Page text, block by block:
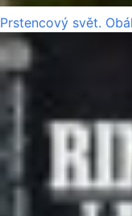
Prstencový svět.